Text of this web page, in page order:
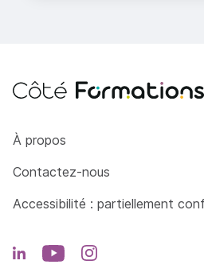
Côté Formations
À propos
Contactez-nous
Accessibilité : partiellement